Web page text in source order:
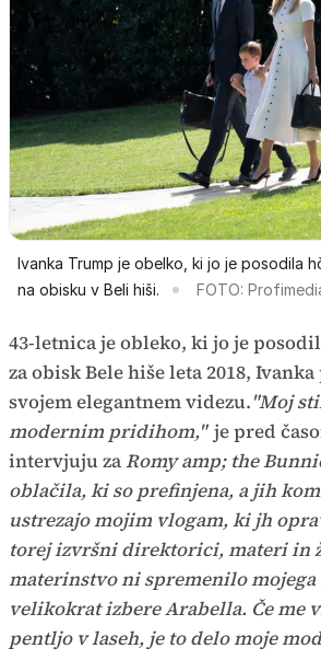
Ivanka Trump je obelko, ki jo je posodila
na obisku v Beli hiši.
FOTO:
43-letnica je obleko, ki jo je
za obisk Bele hiše leta 2018,
svojem elegantnem videzu."Moj
modernim pridihom," je pred
intervjuju zaRomy amp; the
oblačila, ki so prefinjena, a jih
ustrezajo mojim vlogam, ki jh
torej izvršni direktorici, materi in
materinstvo ni spremenilo
velikokrat izbere Arabella. Če me
pentljo v laseh, je to delo moje